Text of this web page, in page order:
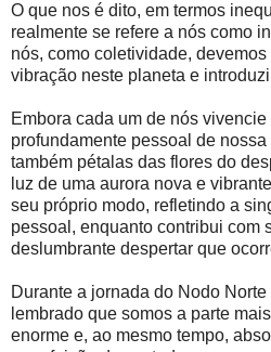
O que nos é dito, em termos
realmente se refere a nós como
nós, como coletividade,
vibração neste planeta e
Embora cada um de nós
profundamente pessoal de
também pétalas das flores do
luz de uma aurora nova e
seu próprio modo, refletindo a
pessoal, enquanto contribui com
deslumbrante despertar que
Durante a jornada do Nodo
lembrado que somos a parte
enorme e, ao mesmo tempo,